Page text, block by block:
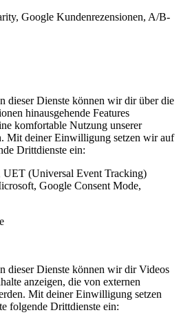
Google Kundenrezensionen, A/B-
dieser Dienste können wir dir über die
hinausgehende Features
komfortable Nutzung unserer
Mit deiner Einwilligung setzen wir auf
Drittdienste ein:
UET (Universal Event Tracking)
Google Consent Mode,
dieser Dienste können wir dir Videos
anzeigen, die von externen
Mit deiner Einwilligung setzen
folgende Drittdienste ein: